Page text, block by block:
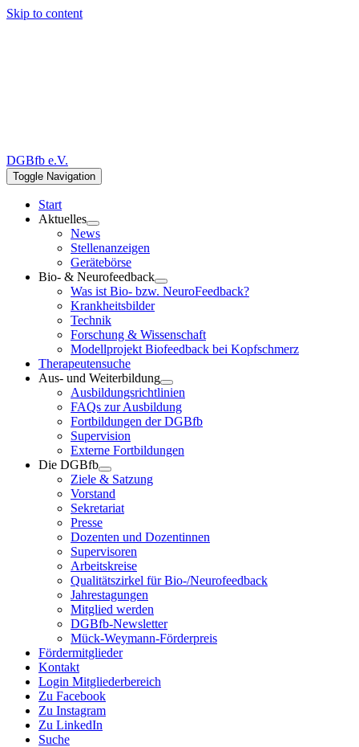
Skip to content
DGBfb e.V.
Toggle Navigation
Start
Aktuelles
News
Stellenanzeigen
Gerätebörse
Bio- & Neurofeedback
Was ist Bio- bzw. NeuroFeedback?
Krankheitsbilder
Technik
Forschung & Wissenschaft
Modellprojekt Biofeedback bei Kopfschmerz
Therapeutensuche
Aus- und Weiterbildung
Ausbildungsrichtlinien
FAQs zur Ausbildung
Fortbildungen der DGBfb
Supervision
Externe Fortbildungen
Die DGBfb
Ziele & Satzung
Vorstand
Sekretariat
Presse
Dozenten und Dozentinnen
Supervisoren
Arbeitskreise
Qualitätszirkel für Bio-/Neurofeedback
Jahrestagungen
Mitglied werden
DGBfb-Newsletter
Mück-Weymann-Förderpreis
Fördermitglieder
Kontakt
Login Mitgliederbereich
Zu Facebook
Zu Instagram
Zu LinkedIn
Suche